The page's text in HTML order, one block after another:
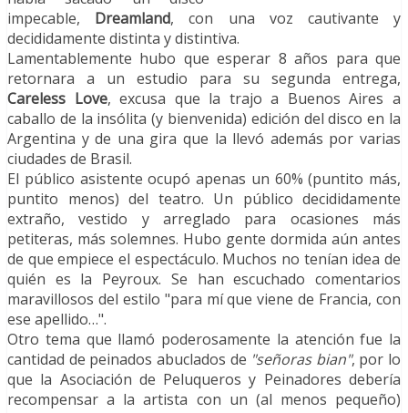
impecable, Dreamland, con una voz cautivante y
decididamente distinta y distintiva.
Lamentablemente hubo que esperar 8 años para que
retornara a un estudio para su segunda entrega,
Careless Love, excusa que la trajo a Buenos Aires a
caballo de la insólita (y bienvenida) edición del disco en la
Argentina y de una gira que la llevó además por varias
ciudades de Brasil.
El público asistente ocupó apenas un 60% (puntito más,
puntito menos) del teatro. Un público decididamente
extraño, vestido y arreglado para ocasiones más
petiteras, más solemnes. Hubo gente dormida aún antes
de que empiece el espectáculo. Muchos no tenían idea de
quién es la Peyroux. Se han escuchado comentarios
maravillosos del estilo "para mí que viene de Francia, con
ese apellido…".
Otro tema que llamó poderosamente la atención fue la
cantidad de peinados abuclados de "señoras bian", por lo
que la Asociación de Peluqueros y Peinadores debería
recompensar a la artista con un (al menos pequeño)